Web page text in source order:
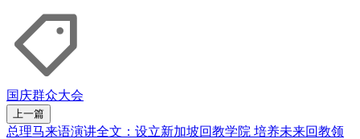
国庆群众大会
上一篇
总理马来语演讲全文：设立新加坡回教学院 培养未来回教领